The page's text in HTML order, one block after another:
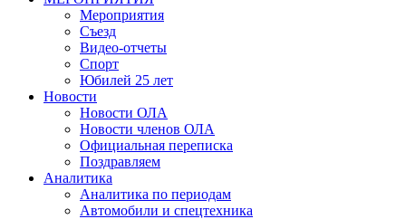
Мероприятия
Съезд
Видео-отчеты
Спорт
Юбилей 25 лет
Новости
Новости ОЛА
Новости членов ОЛА
Официальная переписка
Поздравляем
Аналитика
Аналитика по периодам
Автомобили и спецтехника